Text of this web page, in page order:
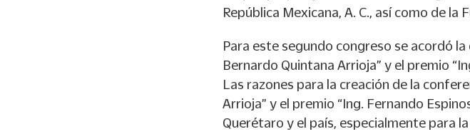
República Mexicana, A. C., así como de la
Para este segundo congreso se acordó
Bernardo Quintana Arrioja” y el premio
Las razones para la creación de la
Arrioja” y el premio “Ing. Fernando
Querétaro y el país, especialmente para